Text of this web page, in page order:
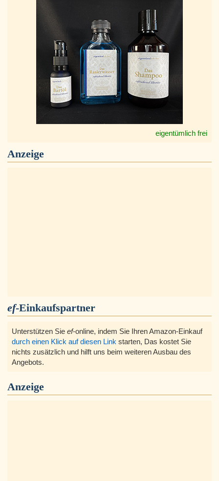
eigentümlich frei
Anzeige
ef-Einkaufspartner
Unterstützen Sie ef-online, indem Sie Ihren Amazon-Einkauf
durch einen Klick auf diesen Link starten, Das kostet Sie
nichts zusätzlich und hilft uns beim weiteren Ausbau des
Angebots.
Anzeige